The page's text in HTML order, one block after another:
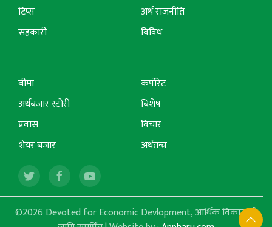
टिप्स
सहकारी
अर्थ राजनीति
विविध
बीमा
अर्थबजार स्टोरी
प्रवास
शेयर बजार
कर्पोरेट
बिशेष
विचार
अर्थतन्त्र
©2026 Devoted for Economic Devlopment, आर्थिक विकासको